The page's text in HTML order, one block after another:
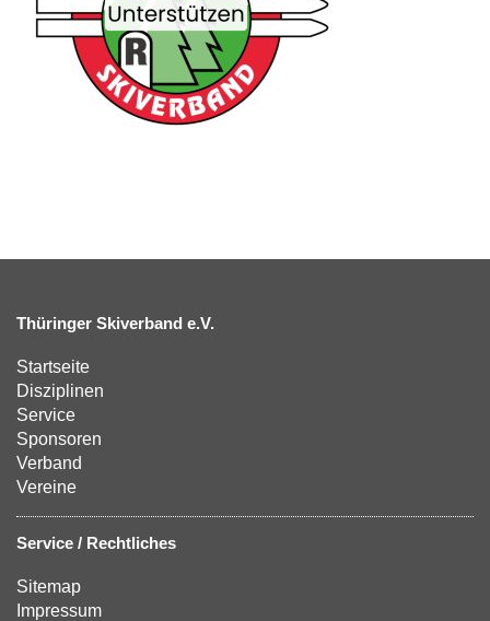
Thüringer Skiverband e.V.
Startseite
Disziplinen
Service
Sponsoren
Verband
Vereine
Service / Rechtliches
Sitemap
Impressum